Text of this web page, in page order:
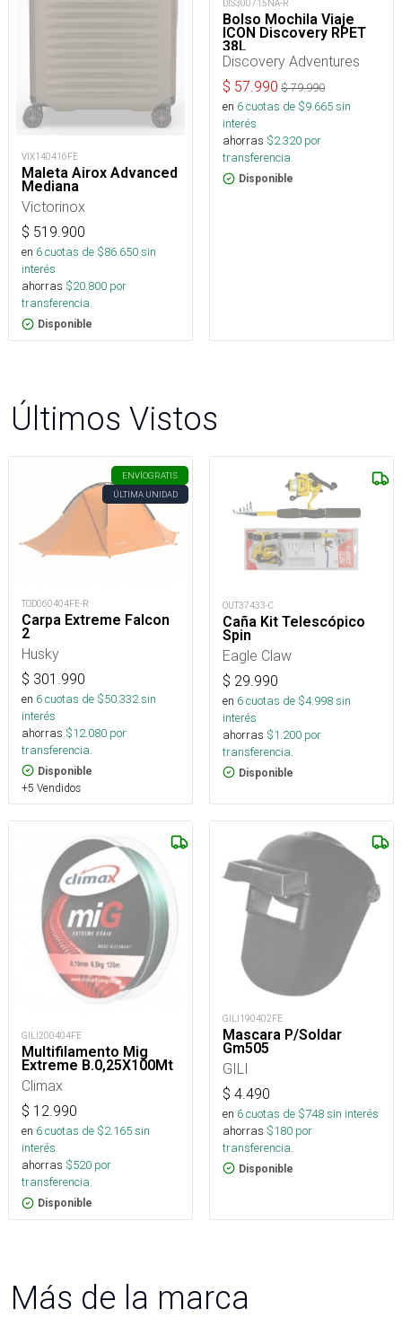
VIX140416FE
Maleta Airox Advanced
Mediana
Victorinox
$ 519.900
en 6cuotas de $86.650sin
interés
ahorras $20.800 por
transferencia.
Disponible
DIS300715NA-R
Bolso Mochila Viaje
ICON Discovery RPET
38L
Discovery Adventures
$ 57.990 $79.990
en 6cuotas de $9.665sin
interés
ahorras $2.320 por
transferencia.
Disponible
Últimos Vistos
ENVÍOGRATIS
ÚLTIMA UNIDAD
TOD060404FE-R
Carpa Extreme Falcon
2
Husky
$ 301.990
en 6cuotas de $50.332sin
interés
ahorras $12.080 por
transferencia.
Disponible
+5 Vendidos
OUT37433-C
Caña Kit Telescópico
Spin
Eagle Claw
$ 29.990
en 6cuotas de $4.998sin
interés
ahorras $1.200 por
transferencia.
Disponible
GILI200404FE
Multifilamento Mig
Extreme B.0,25X100Mt
Climax
$ 12.990
en 6cuotas de $2.165sin
interés
ahorras $520 por
transferencia.
Disponible
GILI190402FE
Mascara P/Soldar
Gm505
GILI
$ 4.490
en 6cuotas de $748sin interés
ahorras $180 por
transferencia.
Disponible
Más de la marca